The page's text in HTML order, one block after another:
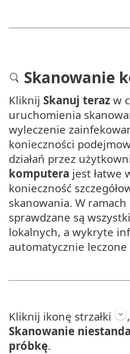
Skanowanie
Kliknij Skanuj teraz w
uruchomienia
wyleczenie
konieczności
działań przez
komputera jest łatwe
konieczność
skanowania. W
sprawdzane są
lokalnych, a wykryte
automatycznie
Kliknij ikonę strzałki
Skanowanie
próbkę.